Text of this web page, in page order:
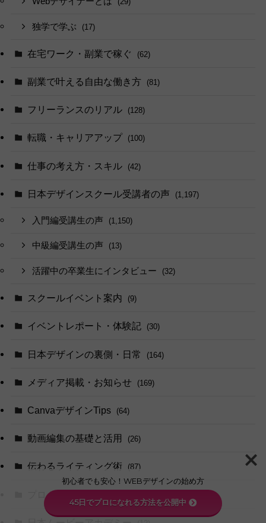
独学で学ぶ (17)
在宅ワーク・副業で稼ぐ (62)
副業で叶える自由な働き方 (81)
フリーランスのリアル (128)
転職・キャリアアップ (100)
仕事の考え方・スキル (42)
日本デザインスクール受講者の声 (1,197)
入門編受講生の声 (1,150)
中級編受講生の声 (13)
活躍中の卒業生にインタビュー (32)
スクールイベント案内 (9)
イベントレポート・体験記 (30)
日本デザインの裏側・日常 (164)
メディア掲載・お知らせ (169)
CanvaデザインTips (64)
動画編集の基礎と活用 (26)
伝わるライティング術 (87)
プログラミング
初心者でも安心！WEBデザインの始め方
45日でプロになれる方法を公開中